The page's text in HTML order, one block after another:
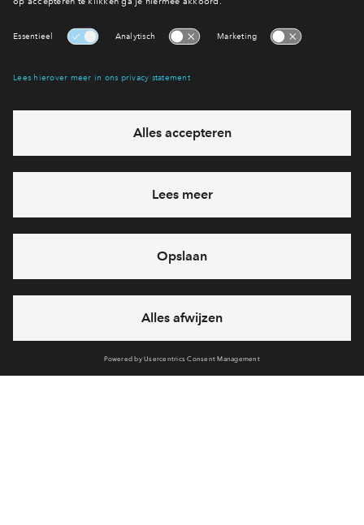
Interesse? Meld je dan snel aan
Hiermee blijf je op de hoogte van het belangrijkste nieuws en
Ja, ik wil mij aanmelden
Heb je een vraag en wil je direct antwoord? Bel ons op
71 22 660
feestdagen)
vandaag gesloten, zaterdag zijn we vanaf
10:00 uur weer
bereikbaar